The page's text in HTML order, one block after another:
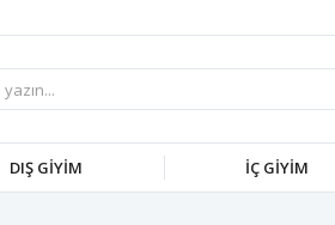
DIŞ GİYİM İÇ GİYİM